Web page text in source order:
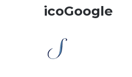
icoGoogle